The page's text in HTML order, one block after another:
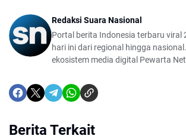
Redaksi Suara Nasional
Portal berita Indonesia terbaru viral
hari ini dari regional hingga
ekosistem media digital Pewarta
Berita Terkait